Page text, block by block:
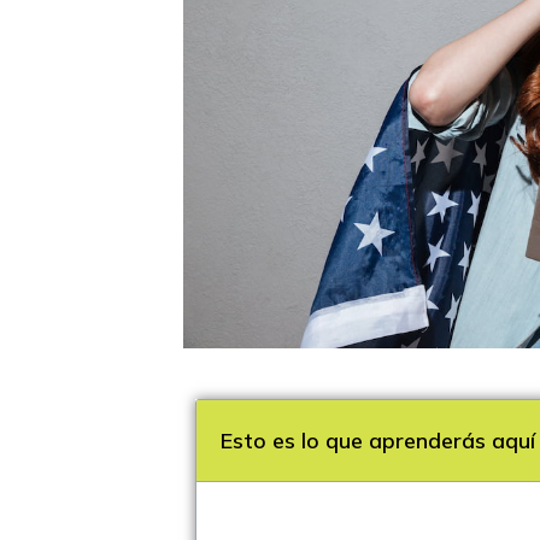
Esto es lo que aprenderás aquí